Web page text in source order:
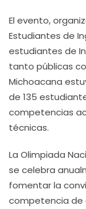
El evento,
Estudiantes de
estudiantes de
tanto públicas
Michoacana
de 135
competencias
técnicas.
La Olimpiada
se celebra
fomentar la
competencia de